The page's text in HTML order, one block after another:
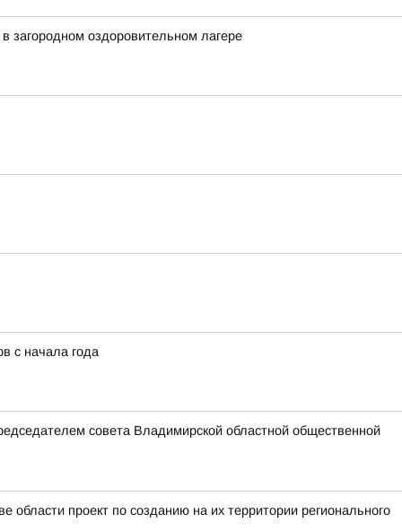
загородном оздоровительном лагере
с начала года
совета Владимирской областной общественной
проект по созданию на их территории регионального